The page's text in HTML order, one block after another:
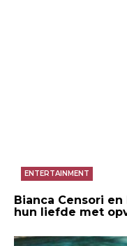
ENTERTAINMENT
Bianca Censori
hun liefde met